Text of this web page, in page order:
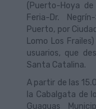
(Puerto-Hoya
Feria-Dr.
Puerto, por
Lomo Los
usuarios, que
Santa Catalina.
A partir de las
la Cabalgata de
Guaguas